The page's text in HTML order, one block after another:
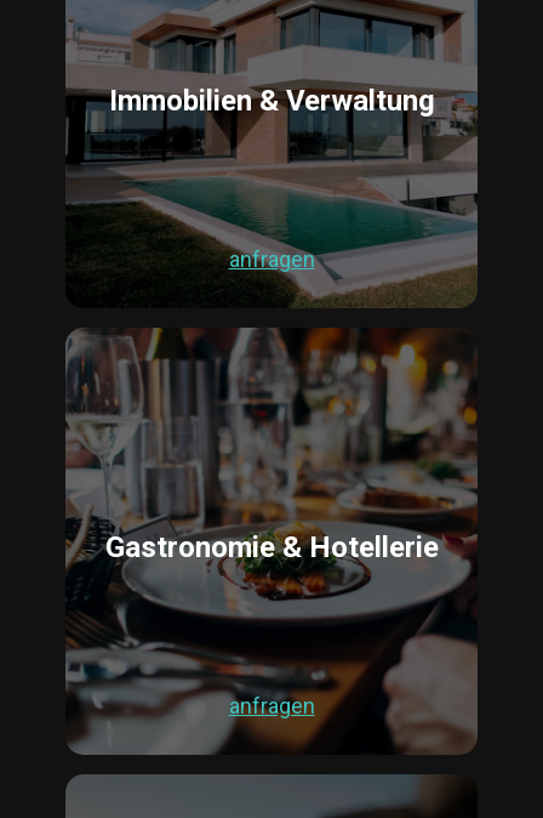
Immobilien & Verwaltung
anfragen
Gastronomie & Hotellerie
anfragen